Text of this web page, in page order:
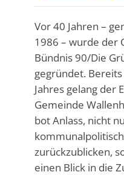
Vor 40 Jahren –
1986 – wurde der
Bündnis 90/Die
gegründet.
Jahres gelang der
Gemeinde
bot Anlass, nicht
zurückzublicken,
einen Blick in die